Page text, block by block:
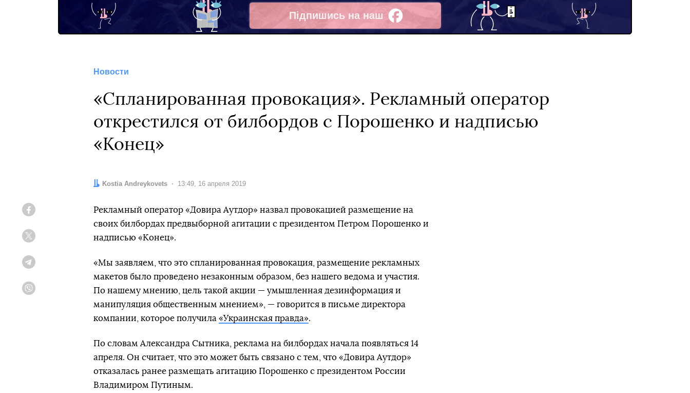
Підпишись на наш
Facebook
Новости
«Спланированная провокация». Рекламный оператор
открестился от билбордов с Порошенко и надписью
«Конец»
Автор:
Kostia Andreykovets Дата:
13:49, 16 апреля 2019
Рекламный оператор «Довира Аутдор» назвал провокацией размещение на
своих билбордах предвыборной агитации с президентом Петром Порошенко и
надписью «Конец».
«Мы заявляем, что это спланированная провокация, размещение рекламных
макетов было проведено незаконным образом, без нашего ведома и участия.
По нашему мнению, цель такой акции — умышленная дезинформация и
манипуляция общественным мнением», — говорится в письме директора
компании, которое получила «Украинская правда».
По словам Александра Сытника, реклама на билбордах начала появляться 14
апреля. Он считает, что это может быть связано с тем, что «Довира Аутдор»
отказалась ранее размещать агитацию Порошенко с президентом России
Владимиром Путиным.